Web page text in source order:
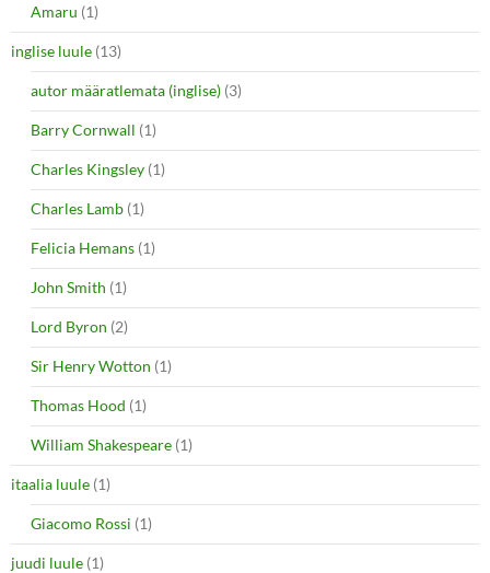
Amaru (1)
inglise luule (13)
autor määratlemata (inglise) (3)
Barry Cornwall (1)
Charles Kingsley (1)
Charles Lamb (1)
Felicia Hemans (1)
John Smith (1)
Lord Byron (2)
Sir Henry Wotton (1)
Thomas Hood (1)
William Shakespeare (1)
itaalia luule (1)
Giacomo Rossi (1)
juudi luule (1)